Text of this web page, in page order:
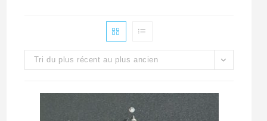
Tri du plus récent au plus ancien